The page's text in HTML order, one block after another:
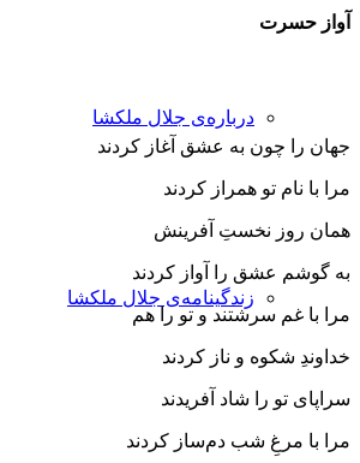
درباره‌ی جلال ملکشا
زندگینامه‌ی جلال ملکشا
آواز حسرت
جهان را چون به عشق آغاز كردند
مرا با نام تو همراز كردند
همان روز نخستِ آفرینش
به گوشم عشق را آواز كردند
مرا با غم سرشتند و تو را هم
خداوندِ شكوه و ناز كردند
سراپای تو را شاد آفریدند
مرا با مرغِ شب دم‌ساز كردند